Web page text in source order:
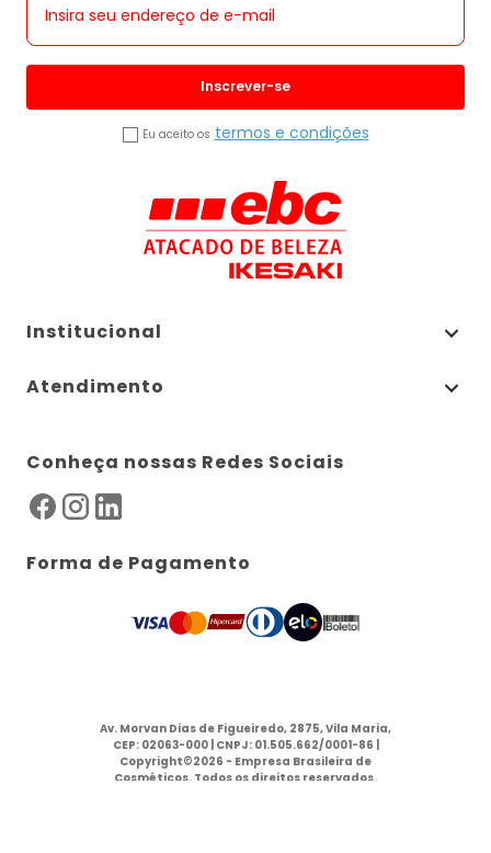
Inscrever-se
Eu aceito os termos e condições
Institucional
Atendimento
Conheça nossas Redes Sociais
Forma de Pagamento
Av. Morvan Dias de Figueiredo, 2875, Vila Maria,
CEP: 02063-000 | CNPJ: 01.505.662/0001-86 |
Copyright©2026 - Empresa Brasileira de
Cosméticos. Todos os direitos reservados.